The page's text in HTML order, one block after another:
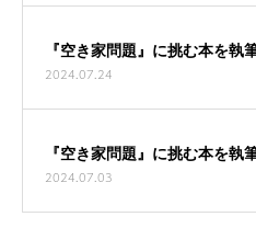
『空き家問題』に挑む本を執
2024.07.24
『空き家問題』に挑む本を執
2024.07.03